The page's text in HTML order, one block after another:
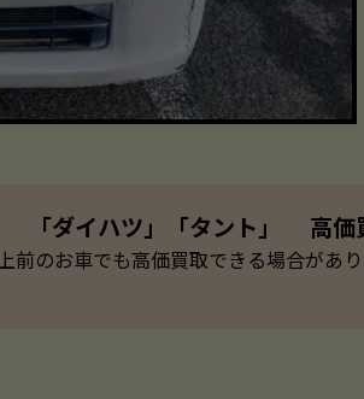
「ダイハツ」「タント」 高価
のお車でも高価買取できる場合があ